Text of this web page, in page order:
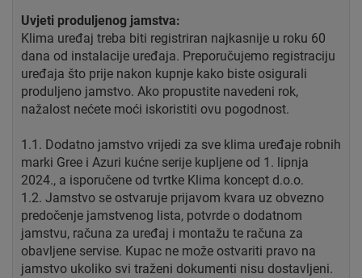
Uvjeti produljenog jamstva:
Klima uređaj treba biti registriran najkasnije u roku 60
dana od instalacije uređaja. Preporučujemo registraciju
uređaja što prije nakon kupnje kako biste osigurali
produljeno jamstvo. Ako propustite navedeni rok,
nažalost nećete moći iskoristiti ovu pogodnost.
1.1. Dodatno jamstvo vrijedi za sve klima uređaje robnih
marki Gree i Azuri kućne serije kupljene od 1. lipnja
2024., a isporučene od tvrtke Klima koncept d.o.o.
1.2. Jamstvo se ostvaruje prijavom kvara uz obvezno
predočenje jamstvenog lista, potvrde o dodatnom
jamstvu, računa za uređaj i montažu te računa za
obavljene servise. Kupac ne može ostvariti pravo na
jamstvo ukoliko svi traženi dokumenti nisu dostavljeni.